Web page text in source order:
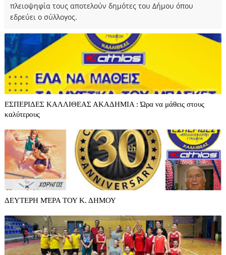
πλειοψηφία τους αποτελούν δημότες του Δήμου όπου
εδρεύει ο σύλλογος.
ΕΣΠΕΡΙΔΕΣ ΚΑΛΛΙΘΕΑΣ ΑΚΑΔΗΜΙΑ : Ώρα να μάθεις στους
καλύτερους
ΔΕΥΤΕΡΗ ΜΈΡΑ ΤΟΥ Κ. ΔΗΜΟΥ